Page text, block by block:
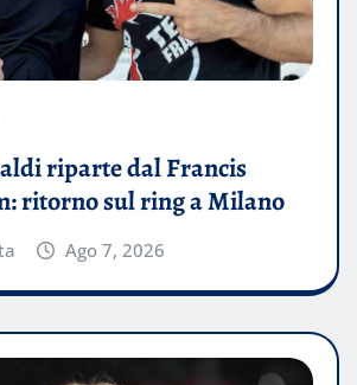
riparte dal Francis
ritorno sul ring a Milano
Ago 7, 2026